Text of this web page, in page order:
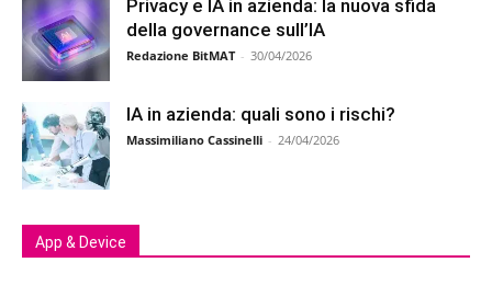
Privacy e IA in azienda: la nuova sfida
della governance sull’IA
Redazione BitMAT - 30/04/2026
IA in azienda: quali sono i rischi?
Massimiliano Cassinelli - 24/04/2026
App & Device